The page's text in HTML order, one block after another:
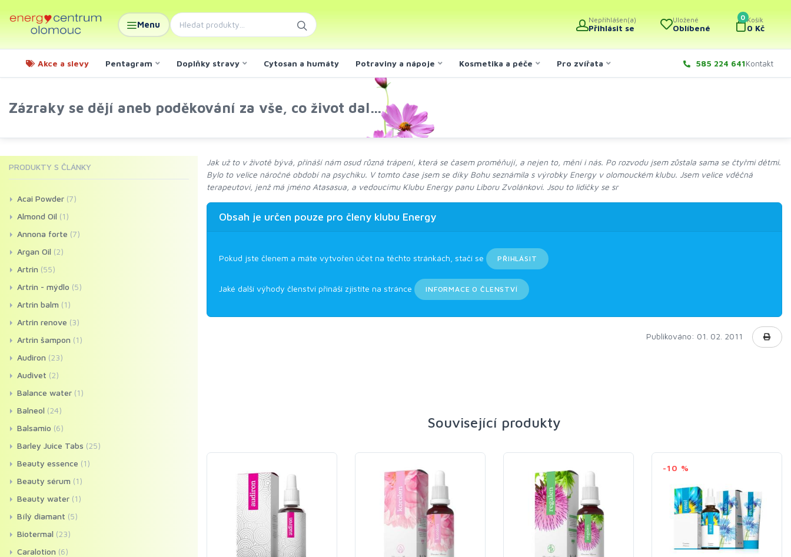
Menu Nepřihlášen(a)
Přihlásit se
Uložené
Oblíbené
0 Košík
0 Kč
Akce a slevy Pentagram Doplňky stravy Cytosan a humáty Potraviny a nápoje Kosmetika a péče Pro zvířata 585 224 641Kontakt
Zázraky se dějí aneb poděkování za vše, co život dal…
Jak už to v životě bývá, přináší nám osud různá trápení, která se časem proměňují, a nejen to, mění i nás. Po rozvodu jsem zůstala sama se čtyřmi dětmi.
Bylo to velice náročné období na psychiku. V tomto čase jsem se díky Bohu seznámila s výrobky Energy v olomouckém klubu. Jsem velice vděčná
terapeutovi, jenž má jméno Atasasua, a vedoucímu Klubu Energy panu Liboru Zvolánkovi. Jsou to lidičky se sr
Obsah je určen pouze pro členy klubu Energy
Pokud jste členem a máte vytvořen účet na těchto stránkách, stačí se PŘIHLÁSIT
Jaké další výhody členství přináší zjistíte na stránce INFORMACE O ČLENSTVÍ
Publikováno: 01. 02. 2011
Související produkty
-10 %
PRODUKTY S ČLÁNKY
Acai Powder (7)
Almond Oil (1)
Annona forte (7)
Argan Oil (2)
Artrin (55)
Artrin - mýdlo (5)
Artrin balm (1)
Artrin renove (3)
Artrin šampon (1)
Audiron (23)
Audivet (2)
Balance water (1)
Balneol (24)
Balsamio (6)
Barley Juice Tabs (25)
Beauty essence (1)
Beauty sérum (1)
Beauty water (1)
Bílý diamant (5)
Biotermal (23)
Caralotion (6)